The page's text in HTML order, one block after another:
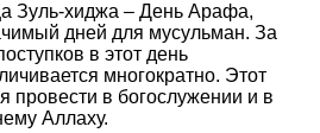
Зуль-хиджа – День Арафа,
дней для мусульман. За
в этот день
многократно. Этот
провести в богослужении и в
Аллаху.